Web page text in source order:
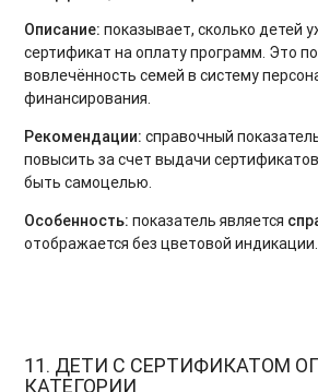
Описание: показывает, сколько детей
сертификат на оплату программ. Это
вовлечённость семей в систему
финансирования.
Рекомендации: справочный
повысить за счет выдачи
быть самоцелью.
Особенность: показатель является
отображается без цветовой индикации.
11. ДЕТИ С СЕРТИФИКАТОМ
КАТЕГОРИИ